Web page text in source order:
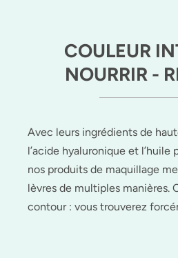
COULEUR
NOURRIR -
Avec leurs ingrédients de
l’acide hyaluronique et l’huile
nos produits de maquillage
lèvres de multiples manières.
contour : vous trouverez